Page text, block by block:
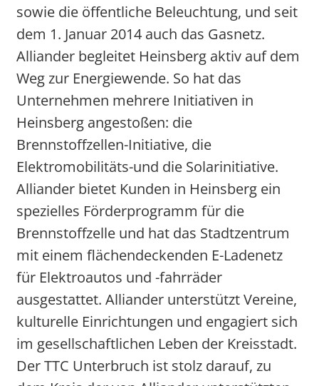
sowie die öffentliche Beleuchtung, und seit
dem 1. Januar 2014 auch das Gasnetz.
Alliander begleitet Heinsberg aktiv auf dem
Weg zur Energiewende. So hat das
Unternehmen mehrere Initiativen in
Heinsberg angestoßen: die
Brennstoffzellen-Initiative, die
Elektromobilitäts-und die Solarinitiative.
Alliander bietet Kunden in Heinsberg ein
spezielles Förderprogramm für die
Brennstoffzelle und hat das Stadtzentrum
mit einem flächendeckenden E-Ladenetz
für Elektroautos und -fahrräder
ausgestattet. Alliander unterstützt Vereine,
kulturelle Einrichtungen und engagiert sich
im gesellschaftlichen Leben der Kreisstadt.
Der TTC Unterbruch ist stolz darauf, zu